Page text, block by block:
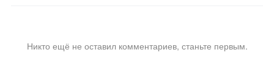
Никто ещё не оставил комментариев, станьте первым.